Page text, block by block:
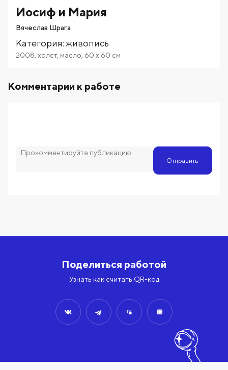
Иосиф и Мария
Вячеслав Шрага
Категория:живопись
2008 холст, масло 60 x 60 см
Комментарии к работе
Отправить
Поделиться работой
Узнать как считать QR-код